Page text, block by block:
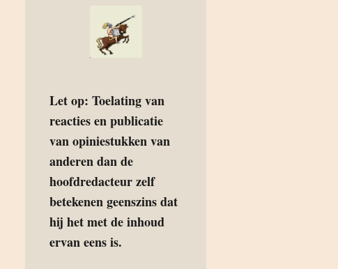
Let op: Toelating van
reacties en publicatie
van opiniestukken van
anderen dan de
hoofdredacteur zelf
betekenen geenszins dat
hij het met de inhoud
ervan eens is.